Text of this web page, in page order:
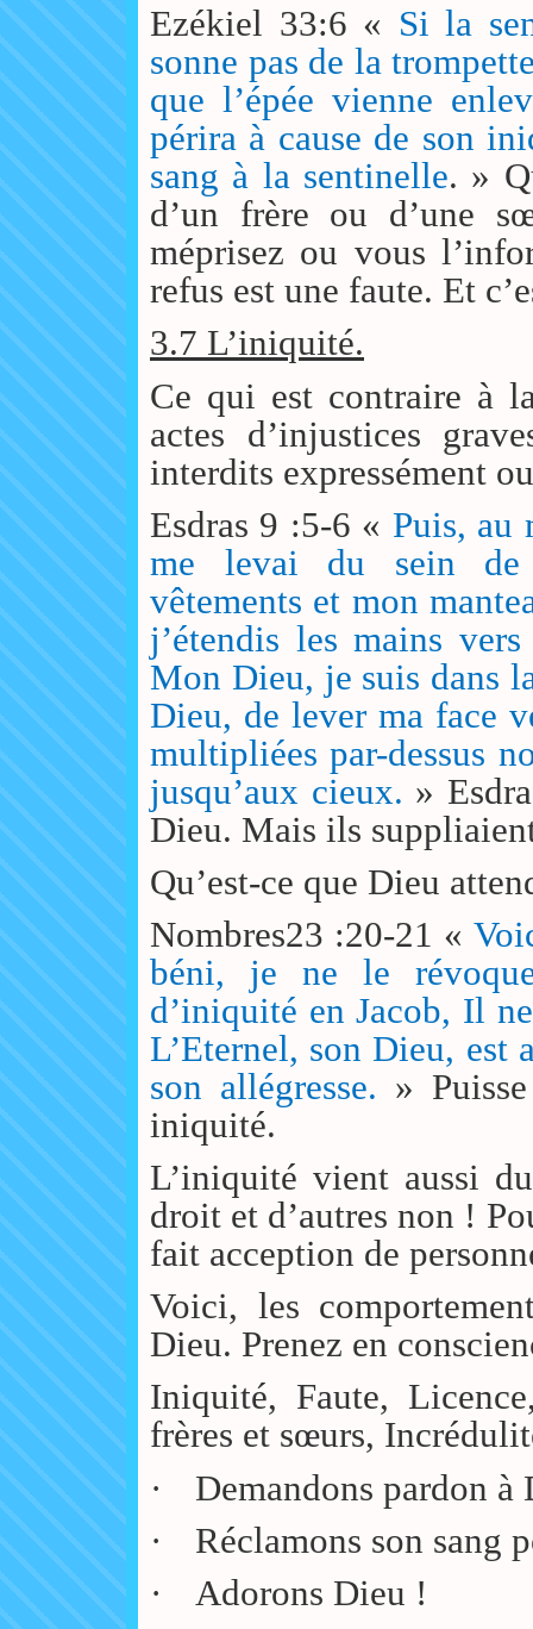
Ezékiel 33:6 « Si la
sonne pas de la
que l’épée vienne
périra à cause de son
sang à la sentinelle. »
d’un frère ou d’une
méprisez ou vous
refus est une faute. Et
3.7 L’iniquité.
Ce qui est contraire à
actes d’injustices
interdits expressément
Esdras 9 :5-6 « Puis, au
me levai du sein de
vêtements et mon
j’étendis les mains
Mon Dieu, je suis dans
Dieu, de lever ma face
multipliées par-dessus
jusqu’aux cieux. »
Dieu. Mais ils
Qu’est-ce que Dieu
Nombres23 :20-21 «
béni, je ne le
d’iniquité en Jacob, Il
L’Eternel, son Dieu,
son allégresse. »
iniquité.
L’iniquité vient aussi
droit et d’autres non !
fait acception de
Voici, les
Dieu. Prenez en
Iniquité, Faute,
frères et sœurs,
·
Demandons pardon à
·
Réclamons son sang
·
Adorons Dieu !